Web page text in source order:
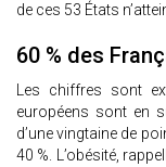
de ces 53 États
60 % des
Les chiffres sont
européens sont en
d’une vingtaine de
40 %. L’obésité,